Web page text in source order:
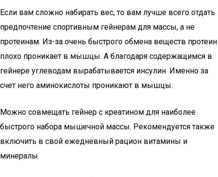
Если вам сложно набирать вес, то вам лучше всего отдать
предпочтение спортивным гейнерам для массы, а не
протеинам. Из-за очень быстрого обмена веществ протеин
плохо проникает в мышцы. А благодаря содержащимся в
гейнере углеводам вырабатывается инсулин. Именно за
счет него аминокислоты проникают в мышцы.
Можно совмещать гейнер с креатином для наиболее
быстрого набора мышечной массы. Рекомендуется также
включить в свой ежедневный рацион витамины и
минералы.